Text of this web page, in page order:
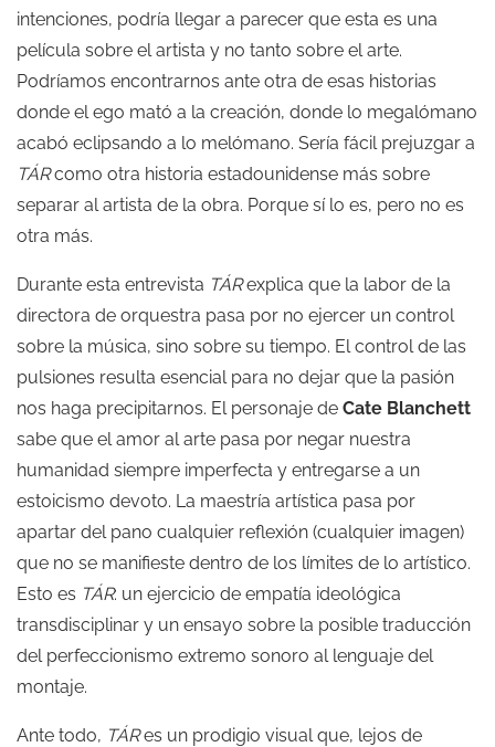
intenciones, podría llegar a parecer que esta es una
película sobre el artista y no tanto sobre el arte.
Podríamos encontrarnos ante otra de esas historias
donde el ego mató a la creación, donde lo megalómano
acabó eclipsando a lo melómano. Sería fácil prejuzgar a
TÁRcomo otra historia estadounidense más sobre
separar al artista de la obra. Porque sí lo es, pero no es
otra más.
Durante esta entrevista TÁRexplica que la labor de la
directora de orquestra pasa por no ejercer un control
sobre la música, sino sobre su tiempo. El control de las
pulsiones resulta esencial para no dejar que la pasión
nos haga precipitarnos. El personaje de Cate Blanchett
sabe que el amor al arte pasa por negar nuestra
humanidad siempre imperfecta y entregarse a un
estoicismo devoto. La maestría artística pasa por
apartar del pano cualquier reflexión (cualquier imagen)
que no se manifieste dentro de los límites de lo artístico.
Esto es TÁR: un ejercicio de empatía ideológica
transdisciplinar y un ensayo sobre la posible traducción
del perfeccionismo extremo sonoro al lenguaje del
montaje.
Ante todo, TÁRes un prodigio visual que, lejos de